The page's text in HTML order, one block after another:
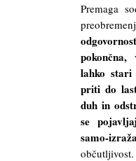
Premaga
lahko stari
priti do
duh in
se
samo-